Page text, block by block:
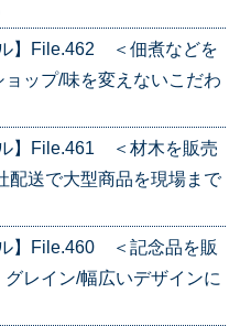
】File.462 ＜佃煮などを
ップ/味を変えないこだわ
】File.461 ＜材木を販売
送で大型商品を現場まで
】File.460 ＜記念品を販
レイン/幅広いデザインに